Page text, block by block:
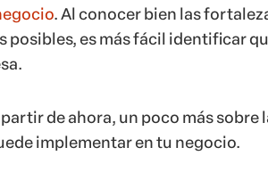
. Al conocer bien las
posibles, es más fácil identificar
de ahora, un poco más sobre
implementar en tu negocio.